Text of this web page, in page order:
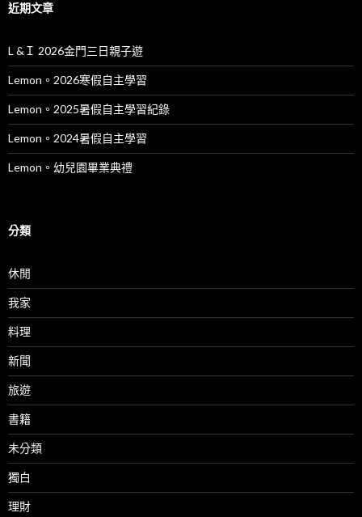
近期文章
L &Ｉ 2026金門三日親子遊
Lemon。2026寒假自主學習
Lemon。2025暑假自主學習紀錄
Lemon。2024暑假自主學習
Lemon。幼兒園畢業典禮
分類
休閒
我家
料理
新聞
旅遊
書籍
未分類
獨白
理財